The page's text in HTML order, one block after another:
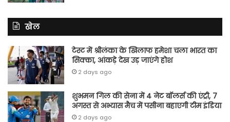
खेल
टेस्ट में श्रीलंका के खिलाफ हमेशा चला भारत का
सिक्का, आंकड़े देख उड़ जाएंगे होश
2 days ago
शुभमन गिल की सेना में 4 नेट बॉलर्स की एंट्री, 7
अगस्त से अभ्यास मैच में पसीना बहाएगी टीम इंडिया
2 days ago